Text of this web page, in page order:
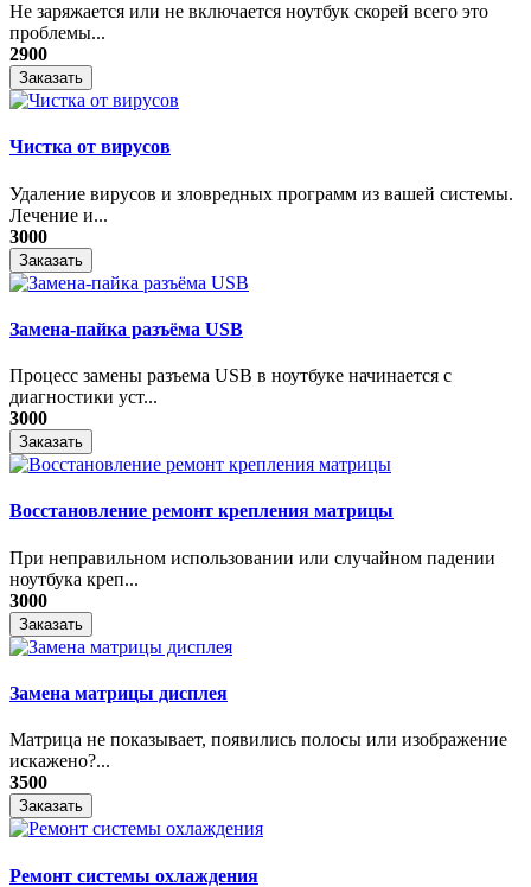
Не заряжается или не включается ноутбук скорей всего это
проблемы...
2900
Заказать
Чистка от вирусов
Удаление вирусов и зловредных программ из вашей системы.
Лечение и...
3000
Заказать
Замена-пайка разъёма USB
Процесс замены разъема USB в ноутбуке начинается с
диагностики уст...
3000
Заказать
Восстановление ремонт крепления матрицы
При неправильном использовании или случайном падении
ноутбука креп...
3000
Заказать
Замена матрицы дисплея
Матрица не показывает, появились полосы или изображение
искажено?...
3500
Заказать
Ремонт системы охлаждения